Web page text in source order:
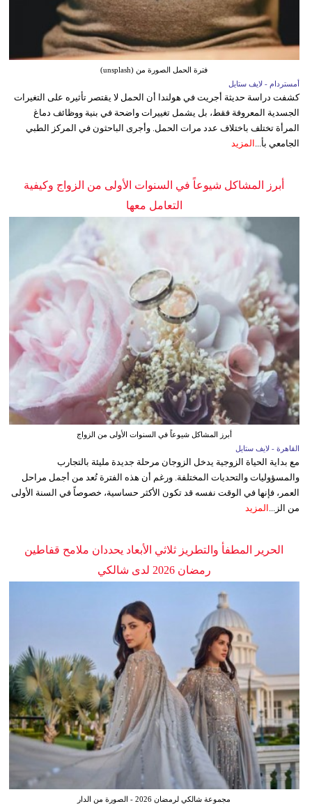
فترة الحمل الصورة من (unsplash)
أمستردام - لايف ستايل
كشفت دراسة حديثة أجريت في هولندا أن الحمل لا يقتصر تأثيره على التغيرات
الجسدية المعروفة فقط، بل يشمل تغييرات واضحة في بنية ووظائف دماغ
المرأة تختلف باختلاف عدد مرات الحمل. وأجرى الباحثون في المركز الطبي
الجامعي بأ... المزيد
أبرز المشاكل شيوعاً في السنوات الأولى من الزواج وكيفية
التعامل معها
أبرز المشاكل شيوعاً في السنوات الأولى من الزواج
القاهرة - لايف ستايل
مع بداية الحياة الزوجية يدخل الزوجان مرحلة جديدة مليئة بالتجارب
والمسؤوليات والتحديات المختلفة. ورغم أن هذه الفترة تُعد من أجمل مراحل
العمر، فإنها في الوقت نفسه قد تكون الأكثر حساسية، خصوصاً في السنة الأولى
من الز...
المزيد
الحرير المطفأ والتطريز ثلاثي الأبعاد يحددان ملامح قفاطين
رمضان 2026 لدى شالكي
مجموعة شالكي لرمضان 2026 - الصورة من الدار